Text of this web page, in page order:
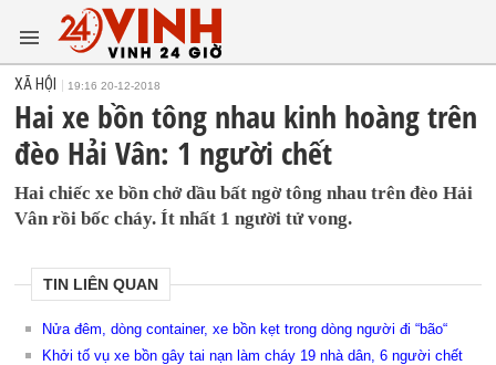
XÃ HỘI 19:16 20-12-2018
Hai xe bồn tông nhau kinh hoàng trên
đèo Hải Vân: 1 người chết
Hai chiếc xe bồn chở dầu bất ngờ tông nhau trên đèo Hải
Vân rồi bốc cháy. Ít nhất 1 người tử vong.
TIN LIÊN QUAN
Nửa đêm, dòng container, xe bồn kẹt trong dòng người đi “bão“
Khởi tố vụ xe bồn gây tai nạn làm cháy 19 nhà dân, 6 người chết